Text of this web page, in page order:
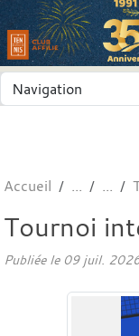
Accueil
Tournoi
Publiée le 09 juil.
Panneau de gestion